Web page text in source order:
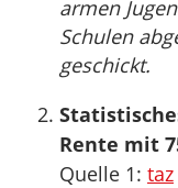
armen
Schulen
geschickt.
Rente mit
Quelle 1: taz